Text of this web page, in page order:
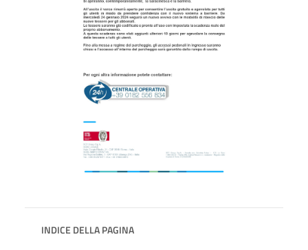
INDICE DELLA PAGINA